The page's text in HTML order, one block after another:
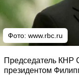
Фото: www.rbc.ru
Председатель КНР
президентом